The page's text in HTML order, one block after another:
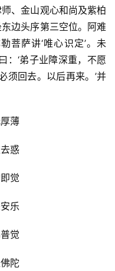
、金山观心和尚及紫柏
边头序第三空位。阿难
菩萨讲‘唯心识定’。未
：‘弟子业障深重，不愿
须回去。以后再来。’并
薄
惑
觉
乐
觉
陀